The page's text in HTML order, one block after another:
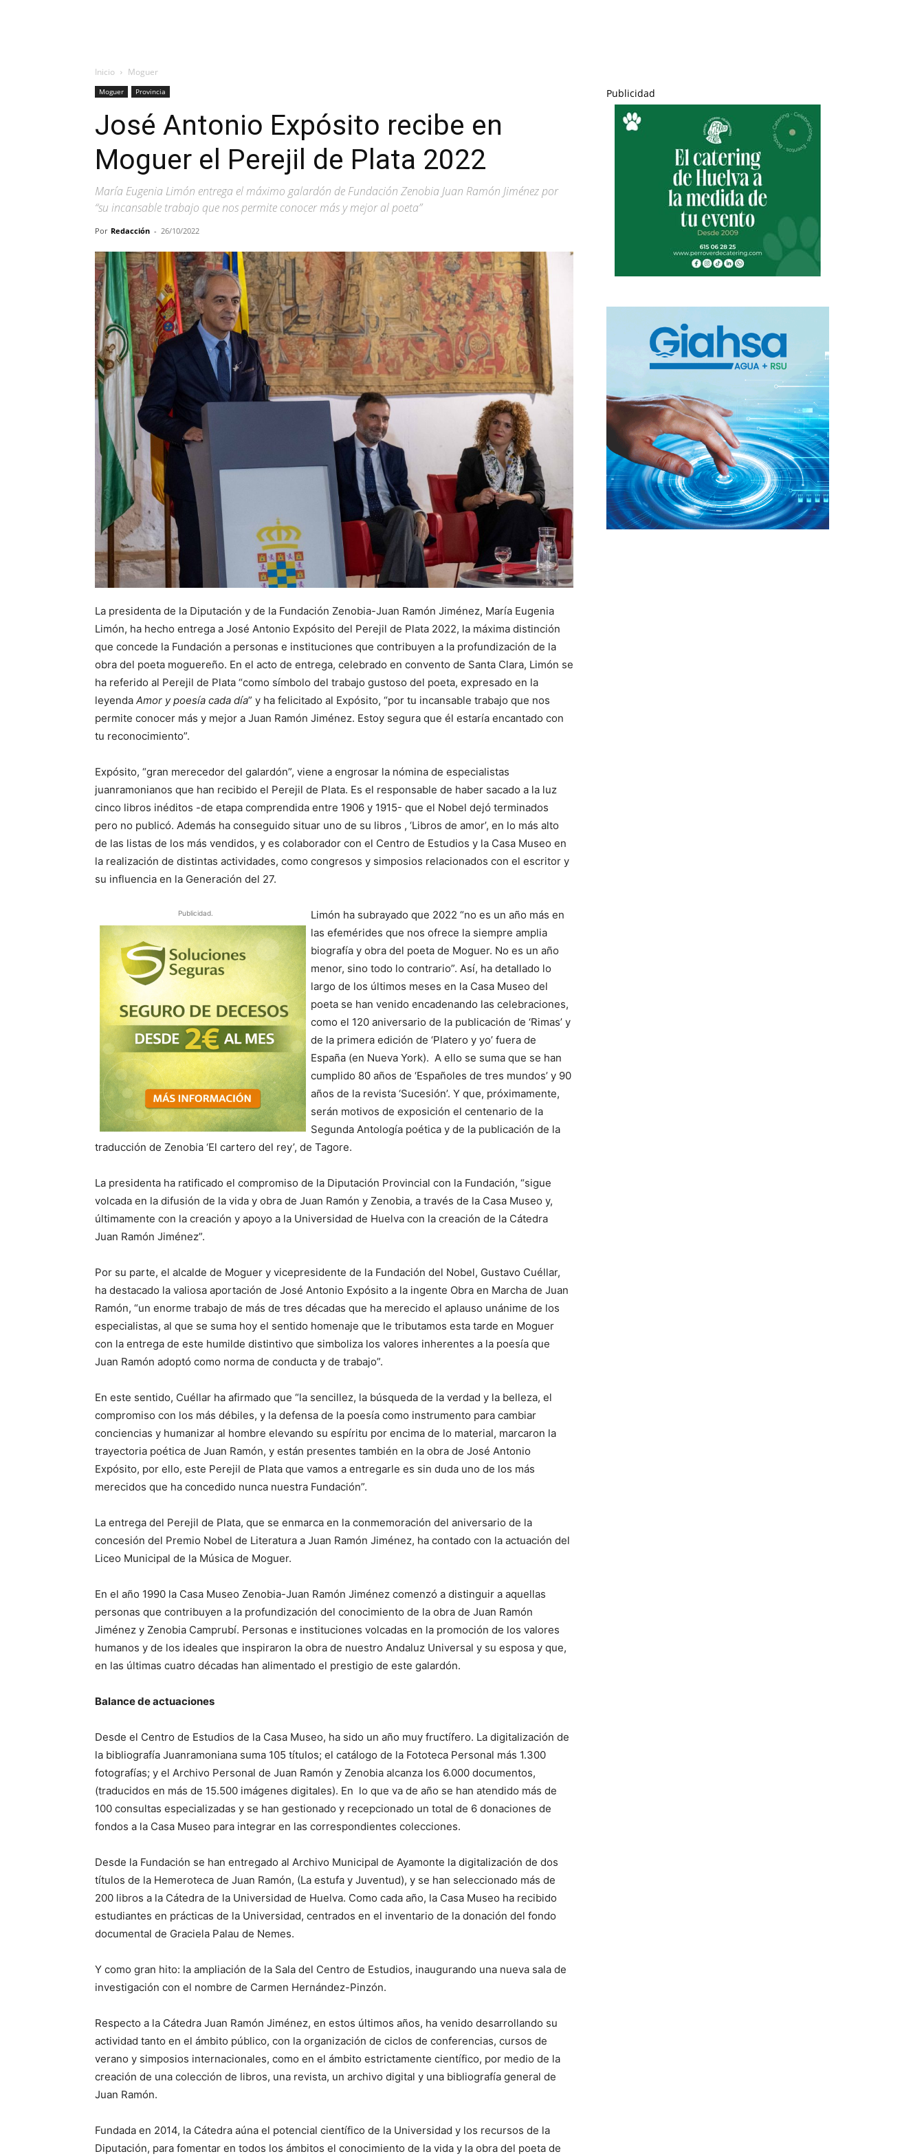
Inicio Moguer
Moguer Provincia
José Antonio Expósito recibe en
Moguer el Perejil de Plata 2022
María Eugenia Limón entrega el máximo galardón de Fundación Zenobia Juan Ramón Jiménez por
“su incansable trabajo que nos permite conocer más y mejor al poeta”
Por Redacción - 26/10/2022
La presidenta de la Diputación y de la Fundación Zenobia-Juan Ramón Jiménez, María Eugenia
Limón, ha hecho entrega a José Antonio Expósito del Perejil de Plata 2022, la máxima distinción
que concede la Fundación a personas e instituciones que contribuyen a la profundización de la
obra del poeta moguereño. En el acto de entrega, celebrado en convento de Santa Clara, Limón se
ha referido al Perejil de Plata “como símbolo del trabajo gustoso del poeta, expresado en la
leyenda Amor y poesía cada día” y ha felicitado al Expósito, “por tu incansable trabajo que nos
permite conocer más y mejor a Juan Ramón Jiménez. Estoy segura que él estaría encantado con
tu reconocimiento”.
Expósito, “gran merecedor del galardón”, viene a engrosar la nómina de especialistas
juanramonianos que han recibido el Perejil de Plata. Es el responsable de haber sacado a la luz
cinco libros inéditos -de etapa comprendida entre 1906 y 1915- que el Nobel dejó terminados
pero no publicó. Además ha conseguido situar uno de su libros , ‘Libros de amor’, en lo más alto
de las listas de los más vendidos, y es colaborador con el Centro de Estudios y la Casa Museo en
la realización de distintas actividades, como congresos y simposios relacionados con el escritor y
su influencia en la Generación del 27.
Publicidad.
Limón ha subrayado que 2022 “no es un año más en
las efemérides que nos ofrece la siempre amplia
biografía y obra del poeta de Moguer. No es un año
menor, sino todo lo contrario”. Así, ha detallado lo
largo de los últimos meses en la Casa Museo del
poeta se han venido encadenando las celebraciones,
como el 120 aniversario de la publicación de ‘Rimas’ y
de la primera edición de ‘Platero y yo’ fuera de
España (en Nueva York). A ello se suma que se han
cumplido 80 años de ‘Españoles de tres mundos’ y 90
años de la revista ‘Sucesión’. Y que, próximamente,
serán motivos de exposición el centenario de la
Segunda Antología poética y de la publicación de la
traducción de Zenobia ‘El cartero del rey’, de Tagore.
La presidenta ha ratificado el compromiso de la Diputación Provincial con la Fundación, “sigue
volcada en la difusión de la vida y obra de Juan Ramón y Zenobia, a través de la Casa Museo y,
últimamente con la creación y apoyo a la Universidad de Huelva con la creación de la Cátedra
Juan Ramón Jiménez”.
Por su parte, el alcalde de Moguer y vicepresidente de la Fundación del Nobel, Gustavo Cuéllar,
ha destacado la valiosa aportación de José Antonio Expósito a la ingente Obra en Marcha de Juan
Ramón, “un enorme trabajo de más de tres décadas que ha merecido el aplauso unánime de los
especialistas, al que se suma hoy el sentido homenaje que le tributamos esta tarde en Moguer
con la entrega de este humilde distintivo que simboliza los valores inherentes a la poesía que
Juan Ramón adoptó como norma de conducta y de trabajo”.
En este sentido, Cuéllar ha afirmado que “la sencillez, la búsqueda de la verdad y la belleza, el
compromiso con los más débiles, y la defensa de la poesía como instrumento para cambiar
conciencias y humanizar al hombre elevando su espíritu por encima de lo material, marcaron la
trayectoria poética de Juan Ramón, y están presentes también en la obra de José Antonio
Expósito, por ello, este Perejil de Plata que vamos a entregarle es sin duda uno de los más
merecidos que ha concedido nunca nuestra Fundación”.
La entrega del Perejil de Plata, que se enmarca en la conmemoración del aniversario de la
concesión del Premio Nobel de Literatura a Juan Ramón Jiménez, ha contado con la actuación del
Liceo Municipal de la Música de Moguer.
En el año 1990 la Casa Museo Zenobia-Juan Ramón Jiménez comenzó a distinguir a aquellas
personas que contribuyen a la profundización del conocimiento de la obra de Juan Ramón
Jiménez y Zenobia Camprubí. Personas e instituciones volcadas en la promoción de los valores
humanos y de los ideales que inspiraron la obra de nuestro Andaluz Universal y su esposa y que,
en las últimas cuatro décadas han alimentado el prestigio de este galardón.
Balance de actuaciones
Desde el Centro de Estudios de la Casa Museo, ha sido un año muy fructífero. La digitalización de
la bibliografía Juanramoniana suma 105 títulos; el catálogo de la Fototeca Personal más 1.300
fotografías; y el Archivo Personal de Juan Ramón y Zenobia alcanza los 6.000 documentos,
(traducidos en más de 15.500 imágenes digitales). En lo que va de año se han atendido más de
100 consultas especializadas y se han gestionado y recepcionado un total de 6 donaciones de
fondos a la Casa Museo para integrar en las correspondientes colecciones.
Desde la Fundación se han entregado al Archivo Municipal de Ayamonte la digitalización de dos
títulos de la Hemeroteca de Juan Ramón, (La estufa y Juventud), y se han seleccionado más de
200 libros a la Cátedra de la Universidad de Huelva. Como cada año, la Casa Museo ha recibido
estudiantes en prácticas de la Universidad, centrados en el inventario de la donación del fondo
documental de Graciela Palau de Nemes.
Y como gran hito: la ampliación de la Sala del Centro de Estudios, inaugurando una nueva sala de
investigación con el nombre de Carmen Hernández-Pinzón.
Respecto a la Cátedra Juan Ramón Jiménez, en estos últimos años, ha venido desarrollando su
actividad tanto en el ámbito público, con la organización de ciclos de conferencias, cursos de
verano y simposios internacionales, como en el ámbito estrictamente científico, por medio de la
creación de una colección de libros, una revista, un archivo digital y una bibliografía general de
Juan Ramón.
Fundada en 2014, la Cátedra aúna el potencial científico de la Universidad y los recursos de la
Diputación, para fomentar en todos los ámbitos el conocimiento de la vida y la obra del poeta de
Publicidad